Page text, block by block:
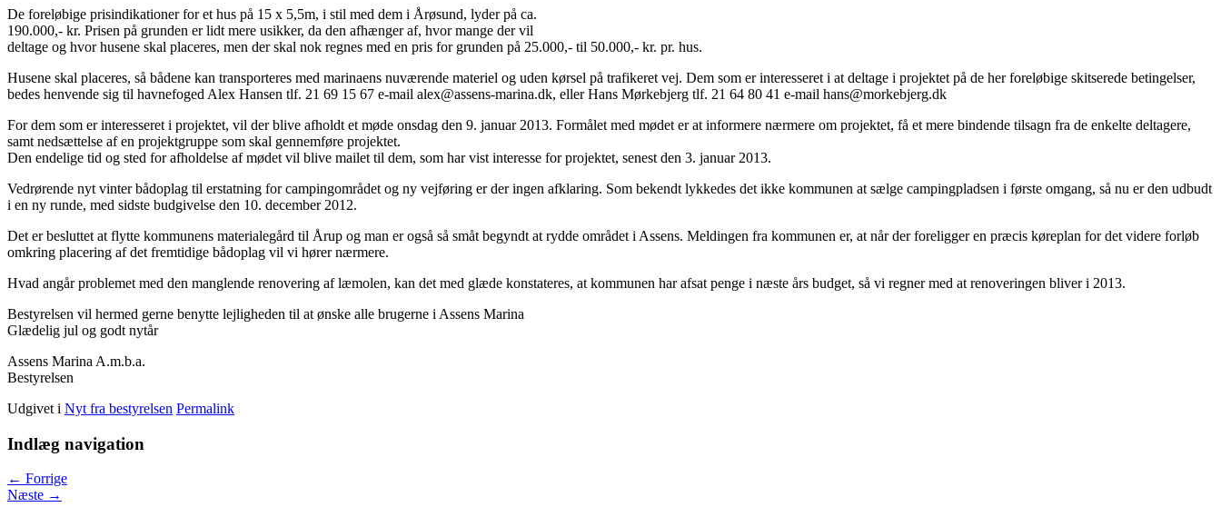
De foreløbige prisindikationer for et hus på 15 x 5,5m, i stil med dem i Årøsund, lyder på ca.
190.000,- kr. Prisen på grunden er lidt mere usikker, da den afhænger af, hvor mange der vil
deltage og hvor husene skal placeres, men der skal nok regnes med en pris for grunden på 25.000,- til 50.000,- kr. pr. hus.
Husene skal placeres, så bådene kan transporteres med marinaens nuværende materiel og uden kørsel på trafikeret vej. Dem som er interesseret i at deltage i projektet på de her foreløbige skitserede betingelser,
bedes henvende sig til havnefoged Alex Hansen tlf. 21 69 15 67 e-mail alex@assens-marina.dk, eller Hans Mørkebjerg tlf. 21 64 80 41 e-mail hans@morkebjerg.dk
For dem som er interesseret i projektet, vil der blive afholdt et møde onsdag den 9. januar 2013. Formålet med mødet er at informere nærmere om projektet, få et mere bindende tilsagn fra de enkelte deltagere,
samt nedsættelse af en projektgruppe som skal gennemføre projektet.
Den endelige tid og sted for afholdelse af mødet vil blive mailet til dem, som har vist interesse for projektet, senest den 3. januar 2013.
Vedrørende nyt vinter bådoplag til erstatning for campingområdet og ny vejføring er der ingen afklaring. Som bekendt lykkedes det ikke kommunen at sælge campingpladsen i første omgang, så nu er den udbudt
i en ny runde, med sidste budgivelse den 10. december 2012.
Det er besluttet at flytte kommunens materialegård til Årup og man er også så småt begyndt at rydde området i Assens. Meldingen fra kommunen er, at når der foreligger en præcis køreplan for det videre forløb
omkring placering af det fremtidige bådoplag vil vi hører nærmere.
Hvad angår problemet med den manglende renovering af læmolen, kan det med glæde konstateres, at kommunen har afsat penge i næste års budget, så vi regner med at renoveringen bliver i 2013.
Bestyrelsen vil hermed gerne benytte lejligheden til at ønske alle brugerne i Assens Marina
Glædelig jul og godt nytår
Assens Marina A.m.b.a.
Bestyrelsen
Udgivet i Nyt fra bestyrelsen Permalink
Indlæg navigation
← Forrige
Næste →